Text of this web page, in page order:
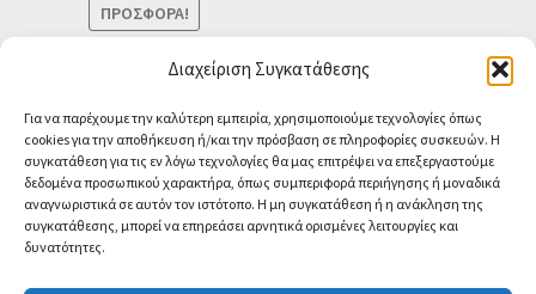
Διαχείριση Συγκατάθεσης
Για να παρέχουμε την καλύτερη εμπειρία, χρησιμοποιούμε τεχνολογίες όπως
cookies για την αποθήκευση ή/και την πρόσβαση σε πληροφορίες συσκευών. Η
συγκατάθεση για τις εν λόγω τεχνολογίες θα μας επιτρέψει να επεξεργαστούμε
δεδομένα προσωπικού χαρακτήρα, όπως συμπεριφορά περιήγησης ή μοναδικά
αναγνωριστικά σε αυτόν τον ιστότοπο. Η μη συγκατάθεση ή η ανάκληση της
συγκατάθεσης, μπορεί να επηρεάσει αρνητικά ορισμένες λειτουργίες και
δυνατότητες.
ΠΡΟΣΦΟΡΆ!
Original
was:
€8.90.
Η
τιμή
είναι:
€7.90.
Τελική τιμή
Προσθήκη στο καλάθι
© CA-MICROLAND 2026